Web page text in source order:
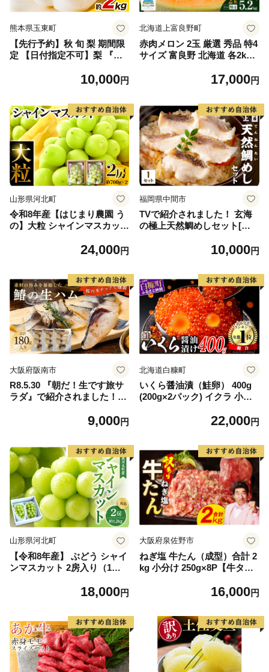
熊本県玉東町
【先行予約】秋 旬 梨 期間限
定 【日付指定不可】梨 『松
ぷり 約2kg 5-7玉前後 《7月
田農園』なし 果物 スイーツ
フルーツ デザート スムージ
ー SDG`s
10,000円
北海道上富良野町
赤肉メロン 2玉 厳選 秀品 特4
サイズ 富良野 北海道 各2kg
富良野 メロン めろん 果物 く
17,000円
山形県河北町
令和8年産【はじまり農園 う
の】大粒 シャインマスカット
河北町産 【河北町観光物産協
24,000円
福岡県中間市
TVで紹介されました！ 玄海
の極上天然鯛めしセット[鯛
だし]【010-0001】10,000円
大阪府阪南市
R8.5.30 『朝だ！生です旅サ
ラダ』で紹介されました！朝
生ハム ×3パック（1パックあ
9,000円
北海道白糠町
いくら醤油漬（鮭卵） 400g
(200g×2パック) イクラ 小分
くら醤油漬け 鮭 鮭卵 ikura
大好評品 北海道 白糠町
22,000円
山形県河北町
【令和8年産】 ぶどう シャイ
ンマスカット 2房入り（1房6
産【山形eLab】 ka074-023-r
18,000円
大阪府泉佐野市
ねぎ塩 牛たん（成型）合計 2
kg 小分け 250g×8P【牛タン
16,000円